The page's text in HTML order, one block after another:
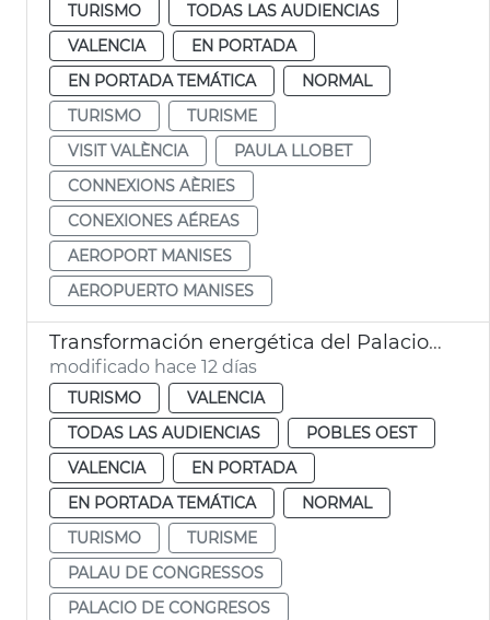
TURISMO
TODAS LAS AUDIENCIAS
VALENCIA
EN PORTADA
EN PORTADA TEMÁTICA
NORMAL
TURISMO
TURISME
VISIT VALÈNCIA
PAULA LLOBET
CONNEXIONS AÈRIES
CONEXIONES AÉREAS
AEROPORT MANISES
AEROPUERTO MANISES
Transformación energética del Palacio de Congresos
modificado hace 12 días
TURISMO
VALENCIA
TODAS LAS AUDIENCIAS
POBLES OEST
VALENCIA
EN PORTADA
EN PORTADA TEMÁTICA
NORMAL
TURISMO
TURISME
PALAU DE CONGRESSOS
PALACIO DE CONGRESOS